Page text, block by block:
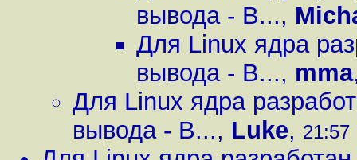
вывода - B...,
Для Linux ядра
вывода - B..., mma
Для Linux ядра
вывода - B..., Luke, 21:57